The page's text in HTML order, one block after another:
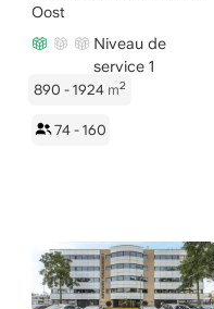
Oost
Niveau de
service 1
890 - 1924 m2
74 - 160